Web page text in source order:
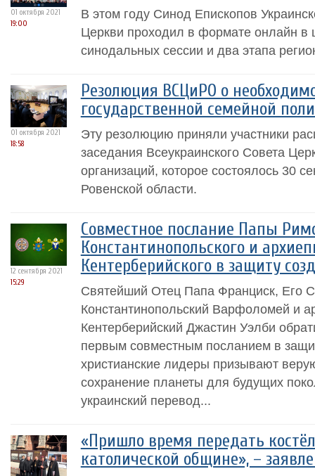
01 октября 2021
19:00
В этом году Синод Епископов
Церкви проходил в формате онлайн в
синодальных сессии и два этапа
01 октября 2021
18:58
Резолюция ВСЦиРО о
государственной семейной
Эту резолюцию приняли участники
заседания Всеукраинского Совета
организаций, которое состоялось 30
Ровенской области.
12 сентября 2021
15:29
Совместное послание Папы
Константинопольского и
Кентерберийского в защиту
Святейший Отец Папа Франциск, Его
Константинопольский Варфоломей и
Кентерберийский Джастин Уэлби
первым совместным посланием в
христианские лидеры призывают
сохранение планеты для будущих
украинский перевод...
«Пришло время передать
католической общине», –